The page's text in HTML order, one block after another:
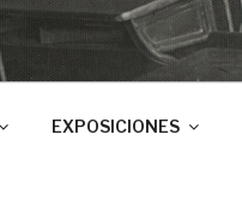
EXPOSICIONES